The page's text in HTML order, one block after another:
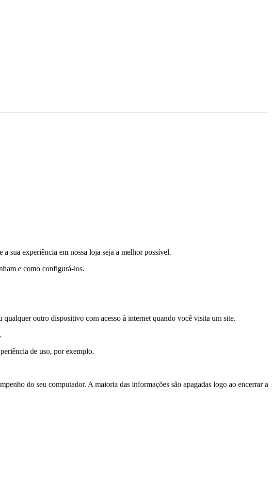
sua experiência em nossa loja seja a melhor possível.
e como configurá-los.
outro dispositivo com acesso à internet quando você visita um site.
de uso, por exemplo.
do seu computador. A maioria das informações são apagadas logo ao encerrar a